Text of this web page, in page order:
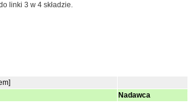
linki 3 w 4 składzie.
Nadawca